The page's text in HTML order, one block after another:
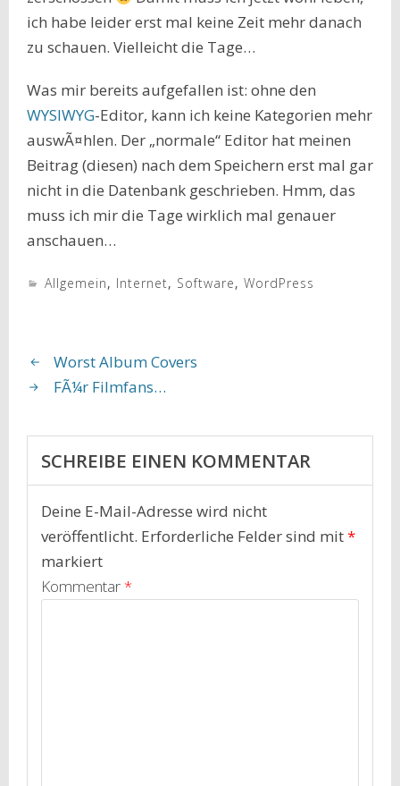
ich habe leider erst mal keine Zeit mehr danach
zu schauen. Vielleicht die Tage…
Was mir bereits aufgefallen ist: ohne den
WYSIWYG-Editor, kann ich keine Kategorien mehr
auswÃ¤hlen. Der „normale“ Editor hat meinen
Beitrag (diesen) nach dem Speichern erst mal gar
nicht in die Datenbank geschrieben. Hmm, das
muss ich mir die Tage wirklich mal genauer
anschauen…
Allgemein, Internet, Software, WordPress
Worst Album Covers
FÃ¼r Filmfans…
SCHREIBE EINEN KOMMENTAR
Deine E-Mail-Adresse wird nicht
veröffentlicht. Erforderliche Felder sind mit*
markiert
Kommentar*